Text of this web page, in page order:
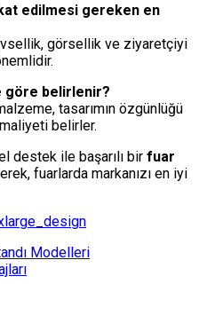
edilmesi gereken en
görsellik ve ziyaretçiyi
göre belirlenir?
tasarımın özgünlüğü
belirler.
destek ile başarılı bir fuar
fuarlarda markanızı en iyi
Modelleri